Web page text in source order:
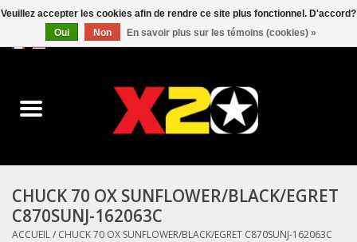
0 Articles - C$0.00
Converse
Kickers
CHUCK 70 OX SUNFLOWER/BLACK/EGRET
C870SUNJ-162063C
ACCUEIL/ CHUCK 70 OX SUNFLOWER/BLACK/EGRET C870SUNJ-162063C
Veuillez accepter les cookies afin de rendre ce site plus fonctionnel. D'accord?
Oui
Non En savoir plus sur les témoins (cookies) »